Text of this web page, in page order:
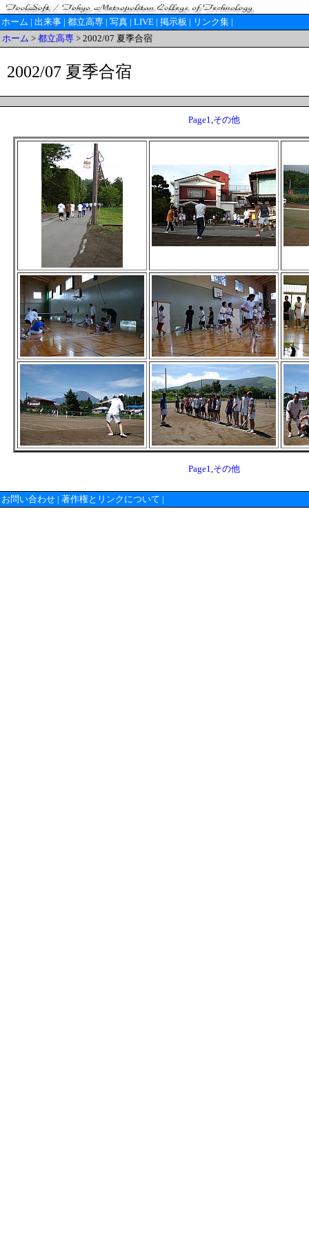
ホーム | 出来事 | 都立高専 | 写真 | LIVE | 掲示板 | リンク集 |
ホーム > 都立高専 > 2002/07 夏季合宿
2002/07 夏季合宿
Page1,その他
Page1,その他
お問い合わせ | 著作権とリンクについて |